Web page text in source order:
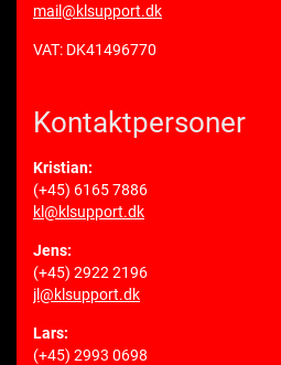
mail@klsupport.dk
VAT: DK41496770
Kontaktpersoner
Kristian:
(+45) 6165 7886
kl@klsupport.dk
Jens:
(+45) 2922 2196
jl@klsupport.dk
Lars:
(+45) 2993 0698